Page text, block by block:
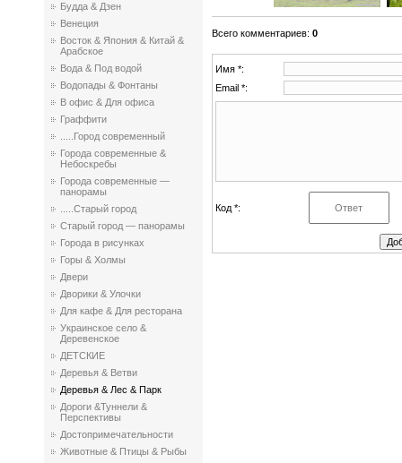
Будда & Дзен
Венеция
Восток & Япония & Китай &
Арабское
Вода & Под водой
Водопады & Фонтаны
В офис & Для офиса
Граффити
.....Город современный
Города современные &
Небоскребы
Города современные —
панорамы
.....Старый город
Старый город — панорамы
Города в рисунках
Горы & Холмы
Двери
Дворики & Улочки
Для кафе & Для ресторана
Украинское село &
Деревенское
ДЕТСКИЕ
Деревья & Ветви
Деревья & Лес & Парк
Дороги &Туннели &
Перспективы
Достопримечательности
Животные & Птицы & Рыбы
Всего комментариев: 0
Имя *:
Email *:
Код *: